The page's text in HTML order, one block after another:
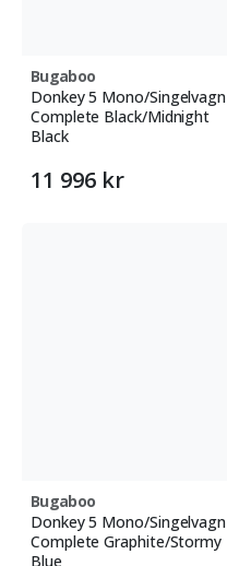
Bugaboo
Donkey 5 Mono/Singelvagn
Complete Black/Midnight
Black
11 996 kr
Bugaboo
Donkey 5 Mono/Singelvagn
Complete Graphite/Stormy
Blue